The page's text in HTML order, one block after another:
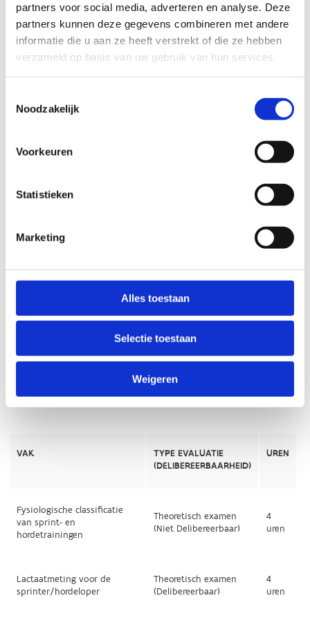
partners voor social media, adverteren en analyse. Deze
partners kunnen deze gegevens combineren met andere
informatie die u aan ze heeft verstrekt of die ze hebben
verzameld op basis van uw gebruik van hun services.
Noodzakelijk
Voorkeuren
Statistieken
Marketing
Alles toestaan
Selectie toestaan
Weigeren